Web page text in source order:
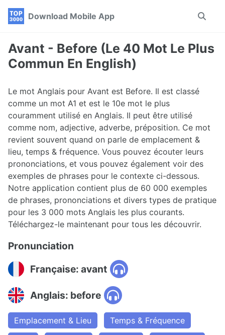
Skip
navigation
Skip
Skip
Download Mobile App
Toggle
Avant - Before (Le 40 Mot Le Plus
Commun En English)
Le mot Anglais pour Avant est Before. Il est classé
comme un mot A1 et est le 10e mot le plus
couramment utilisé en Anglais. Il peut être utilisé
comme nom, adjective, adverbe, préposition. Ce mot
revient souvent quand on parle de emplacement &
lieu, temps & fréquence. Vous pouvez écouter leurs
prononciations, et vous pouvez également voir des
exemples de phrases pour le contexte ci-dessous.
Notre application contient plus de 60 000 exemples
de phrases, prononciations et divers types de pratique
pour les 3 000 mots Anglais les plus courants.
Téléchargez-le maintenant pour tous les découvrir.
Pronunciation
Française: avant
Anglais: before
Emplacement & Lieu
Temps & Fréquence